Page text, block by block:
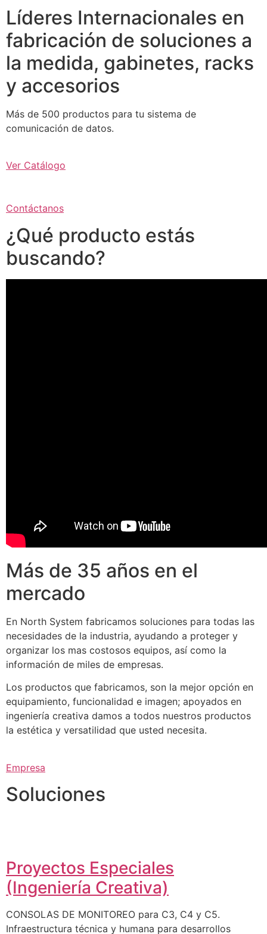
Líderes Internacionales en
fabricación de soluciones a
la medida, gabinetes, racks
y accesorios
Más de 500 productos para tu sistema de
comunicación de datos.
Ver Catálogo
Contáctanos
¿Qué producto estás
buscando?
Más de 35 años en el
mercado
En North System fabricamos soluciones para todas las
necesidades de la industria, ayudando a proteger y
organizar los mas costosos equipos, así como la
información de miles de empresas.
Los productos que fabricamos, son la mejor opción en
equipamiento, funcionalidad e imagen; apoyados en
ingeniería creativa damos a todos nuestros productos
la estética y versatilidad que usted necesita.
Empresa
Soluciones
Proyectos Especiales
(Ingeniería Creativa)
CONSOLAS DE MONITOREO para C3, C4 y C5.
Infraestructura técnica y humana para desarrollos